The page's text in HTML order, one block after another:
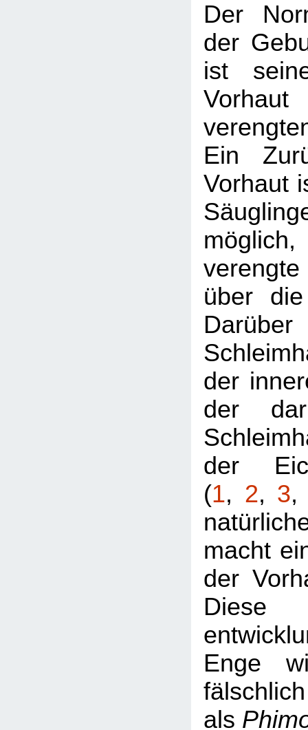
Der
der
ist
Ein
Vorhaut
über
der
der
der
(1, 2, 3
macht
der
Enge
fälschlich
als